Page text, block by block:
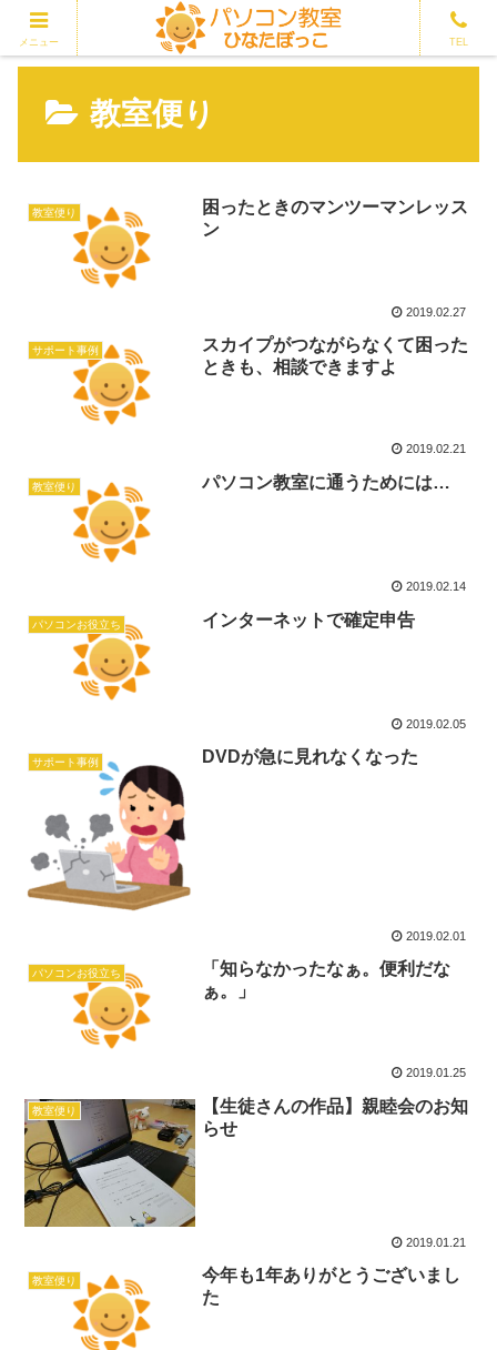
教室便り
教室便り
困ったときのマンツーマンレッス
ン
2019.02.27
サポート事例
スカイプがつながらなくて困った
ときも、相談できますよ
2019.02.21
教室便り パソコン教室に通うためには…
2019.02.14
パソコンお役立ち インターネットで確定申告
2019.02.05
サポート事例 DVDが急に見れなくなった
2019.02.01
パソコンお役立ち
「知らなかったなぁ。便利だな
ぁ。」
2019.01.25
教室便り
【生徒さんの作品】親睦会のお知
らせ
2019.01.21
教室便り
今年も1年ありがとうございまし
た
メニュー TEL